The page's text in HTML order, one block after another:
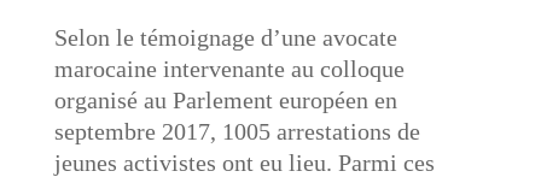
Selon le témoignage d’une avocate
marocaine intervenante au colloque
organisé au Parlement européen en
septembre 2017, 1005 arrestations de
jeunes activistes ont eu lieu. Parmi ces